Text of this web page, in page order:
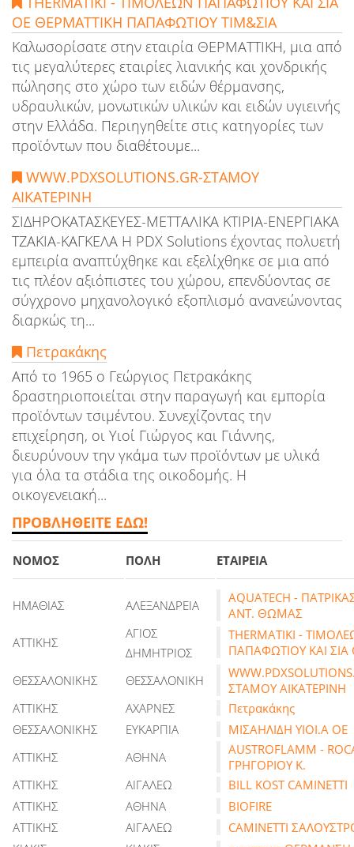
ΟΕ ΘΕΡΜΑΤΤΙΚΗ ΠΑΠΑΦΩΤΙΟΥ ΤΙΜ&ΣΙΑ
Καλωσορίσατε στην εταιρία ΘΕΡΜΑΤΤΙΚΗ, μια από
τις μεγαλύτερες εταιρίες λιανικής και χονδρικής
πώλησης στο χώρο των ειδών θέρμανσης,
υδραυλικών, μονωτικών υλικών και ειδών υγιεινής
στην Ελλάδα. Περιηγηθείτε στις κατηγορίες των
προϊόντων που διαθέτουμε...
WWW.PDXSOLUTIONS.GR-ΣΤΑΜΟΥ
ΑΙΚΑΤΕΡΙΝΗ
ΣΙΔΗΡΟΚΑΤΑΣΚΕΥΕΣ-ΜΕΤΤΑΛΙΚΑ ΚΤΙΡΙΑ-ΕΝΕΡΓΙΑΚΑ
ΤΖΑΚΙΑ-ΚΑΓΚΕΛΑ Η PDX Solutions έχοντας πολυετή
εμπειρία αναπτύχθηκε και εξελίχθηκε σε μια από
τις πλέον αξιόπιστες του χώρου, επενδύοντας σε
σύγχρονο μηχανολογικό εξοπλισμό ανανεώνοντας
διαρκώς τη...
Πετρακάκης
Από το 1965 ο Γεώργιος Πετρακάκης
δραστηριοποιείται στην παραγωγή και εμπορία
προϊόντων τσιμέντου. Συνεχίζοντας την
επιχείρηση, οι Υιοί Γιώργος και Γιάννης,
διευρύνουν την γκάμα των προϊόντων με υλικά
για όλα τα στάδια της οικοδομής. Η
οικογενειακή...
ΠΡΟΒΛΗΘΕΙΤΕ ΕΔΩ!
ΝΟΜΟΣ ΠΟΛΗ ΕΤΑΙΡΕΙΑ
ΗΜΑΘΙΑΣ ΑΛΕΞΑΝΔΡΕΙΑ
AQUATECH -
ΑΝΤ. ΘΩΜΑΣ
ΑΤΤΙΚΗΣ
ΑΓΙΟΣ
ΔΗΜΗΤΡΙΟΣ
THERMATIKI -
ΠΑΠΑΦΩΤΙΟΥ ΚΑΙ ΣΙΑ
ΘΕΣΣΑΛΟΝΙΚΗΣ
ΘΕΣΣΑΛΟΝΙΚΗ
ΣΤΑΜΟΥ ΑΙΚΑΤΕΡΙΝΗ
ΑΤΤΙΚΗΣ
ΑΧΑΡΝΕΣ
Πετρακάκης
ΘΕΣΣΑΛΟΝΙΚΗΣ
ΕΥΚΑΡΠΙΑ
ΜΙΣΑΗΛΙΔΗ ΥΙΟΙ.Α ΟΕ
ΑΤΤΙΚΗΣ
ΑΘΗΝΑ
AUSTROFLAMM -
ΓΡΗΓΟΡΙΟΥ Κ.
ΑΤΤΙΚΗΣ
ΑΙΓΑΛΕΩ
BILL KOST CAMINETTI
ΑΤΤΙΚΗΣ
ΑΘΗΝΑ
BIOFIRE
ΑΤΤΙΚΗΣ
ΑΙΓΑΛΕΩ
CAMINETTI